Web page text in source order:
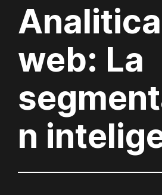
Analitica
web: La
n